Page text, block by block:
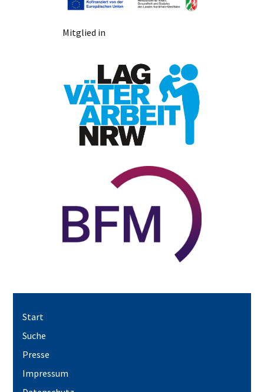
Mitglied in
Start
Suche
Presse
Impressum